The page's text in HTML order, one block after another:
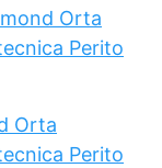
Orta
Perito
Orta
Perito